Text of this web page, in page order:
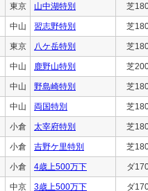
東京 山中湖特別 芝
中山 習志野特別 芝
東京 八ケ岳特別 芝
中山 鹿野山特別 芝
中山 野島崎特別 芝
中山 両国特別 芝
小倉 太宰府特別 芝
小倉 吉野ケ里特別 芝
小倉 4歳上500万下 ダ
中京 3歳上500万下 ダ